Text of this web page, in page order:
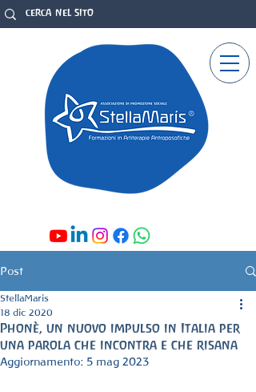
Post
Phonè, un nuovo impulso in Italia per
una parola che incontra e che risana
StellaMaris
18 dic 2020
Aggiornamento: 5 mag 2023